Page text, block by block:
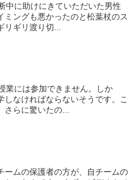
中に助けにきていただいた男性
ミングも悪かったのと松葉杖のス
ギリ渡り切...
業には参加できません。しか
なければならないそうです。こ
らに驚いたの...
ームの保護者の方が、自チームの